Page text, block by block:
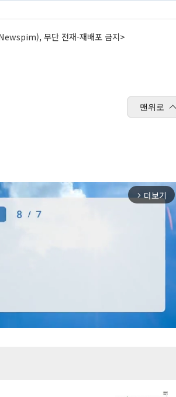
무단 전재-재배포 금지>
맨위로
arrow_forward_ios 더보기